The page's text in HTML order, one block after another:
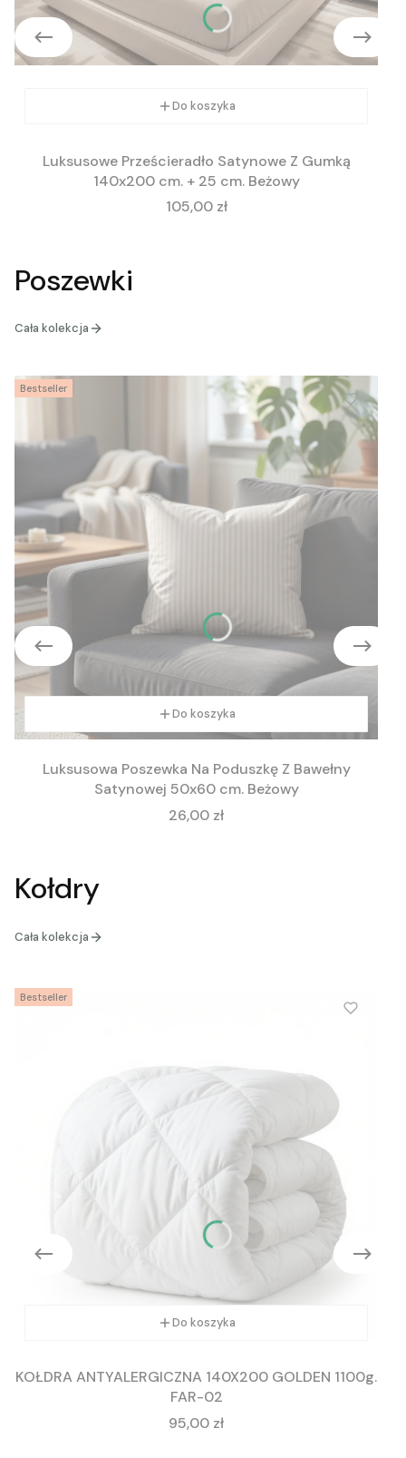
Do koszyka
Luksusowe Prześcieradło Satynowe Z Gumką
140x200 cm. + 25 cm. Beżowy
Cena
105,00 zł
Poszewki
Cała kolekcja
Bestseller
Do koszyka
Luksusowa Poszewka Na Poduszkę Z Bawełny
Satynowej 50x60 cm. Beżowy
Cena
26,00 zł
Kołdry
Cała kolekcja
Bestseller
Do koszyka
KOŁDRA ANTYALERGICZNA 140X200 GOLDEN 1100g.
FAR-02
Cena
95,00 zł